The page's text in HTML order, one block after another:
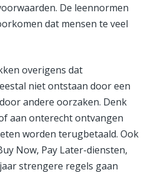
De leennormen
dat mensen te veel
overigens dat
niet ontstaan door een
andere oorzaken. Denk
aan onterecht ontvangen
worden terugbetaald. Ook
Now, Pay Later-diensten,
strengere regels gaan